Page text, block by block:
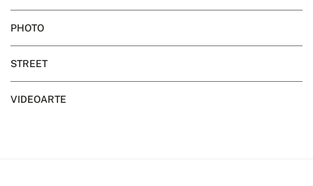
PHOTO
STREET
VIDEOARTE